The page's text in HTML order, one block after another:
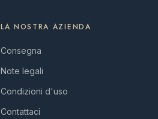
LA NOSTRA AZIENDA
Consegna
Note legali
Condizioni d'uso
Contattaci